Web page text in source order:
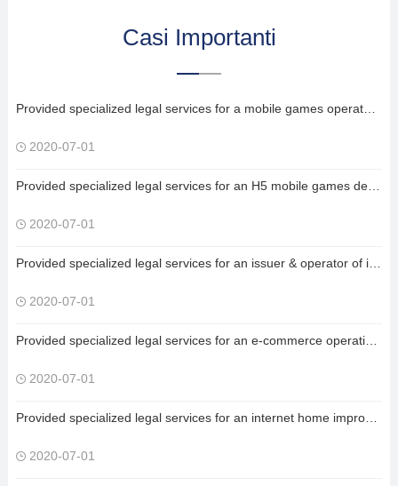
Casi Importanti
Provided specialized legal services for a mobile games operator & issuer in an M&A and listing project with a transaction amount of several billion RMB;
2020-07-01
Provided specialized legal services for an H5 mobile games developer in an M&A and listing project with a transaction amount of several hundred million RMB;
2020-07-01
Provided specialized legal services for an issuer & operator of internet live streaming in a financing project with a transaction amount of several dozen million RMB;
2020-07-01
Provided specialized legal services for an e-commerce operation platform in a financing project with a transaction amount of several dozen million RMB;
2020-07-01
Provided specialized legal services for an internet home improvement company in a financing project with a transaction amount of several dozen million RMB;
2020-07-01